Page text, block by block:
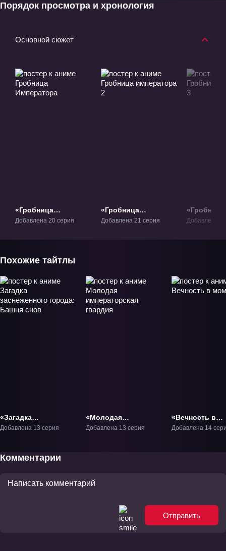
Порядок просмотра и хронология
Основной сюжет
«Гробница
Императора» ТВ-1
Добавлена 20 серия
«Гробница
императора 2» ТВ-2
Добавлена 21 серия
«Гробница
Добавлена
Похожие тайтлы
«Загадка
заснеженного
Добавлена 13 серия
«Молодая
императорская
Добавлена 13 серия
«Вечность в
моменте» ТВ-1
Добавлена 14
Комментарии
Отправить